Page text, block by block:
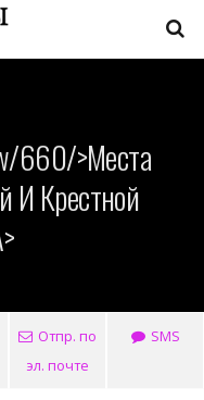
660/>Места
И Крестной
Отпр. по
эл. почте
SMS